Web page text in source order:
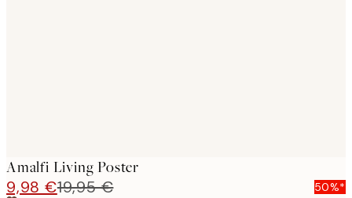
Amalfi Living Poster
9,98 €19,95 € 50%*